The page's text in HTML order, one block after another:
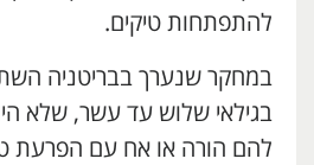
להתפתחות טיקים.
בגילאי שלוש עד עשר, שלא
להם הורה או אח עם הפרעת